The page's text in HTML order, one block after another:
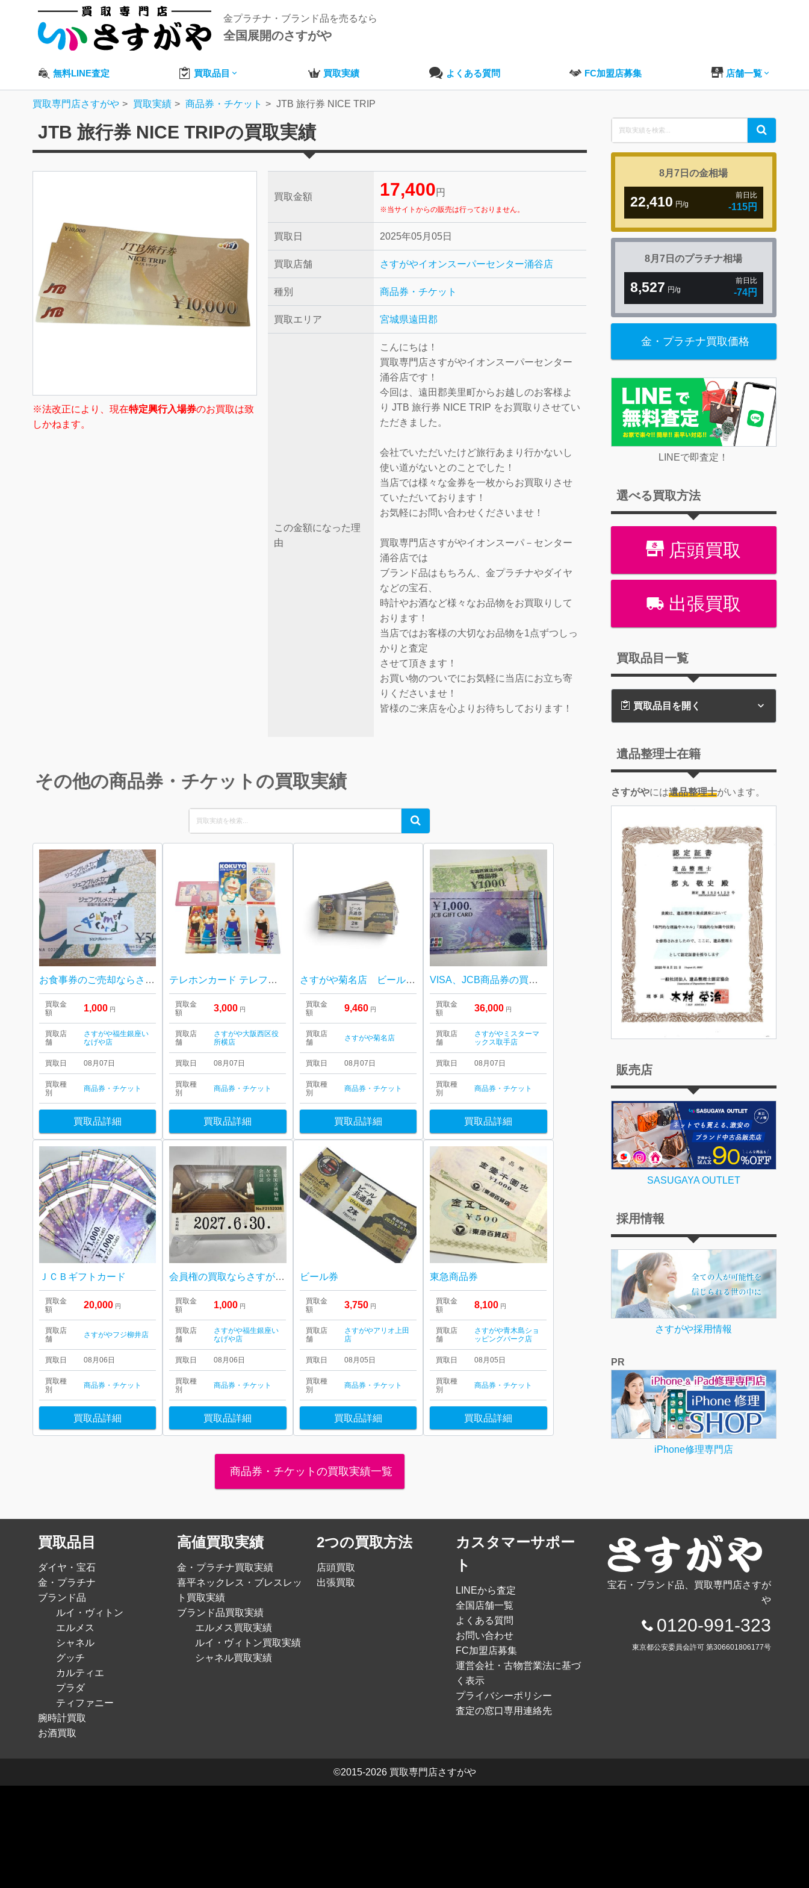
金プラチナ・ブランド品を売るなら
全国展開のさすがや
無料LINE査定 買取品目 買取実績 よくある質問 FC加盟店募集 店舗一覧
買取専門店さすがや 買取実績 商品券・チケット JTB 旅行券 NICE TRIP
JTB 旅行券 NICE TRIPの買取実績
※法改正により、現在特定興行入場券のお買取は致
しかねます。
買取金額 17,400 円
※当サイトからの販売は行っておりません。
買取日 2025年05月05日
買取店舗 さすがやイオンスーパーセンター涌谷店
種別 商品券・チケット
買取エリア 宮城県遠田郡
この金額になった理
由
こんにちは！
買取専門店さすがやイオンスーパーセンター
涌谷店です！
今回は、遠田郡美里町からお越しのお客様よ
り JTB 旅行券 NICE TRIP をお買取りさせてい
ただきました。
会社でいただいたけど旅行あまり行かないし
使い道がないとのことでした！
当店では様々な金券を一枚からお買取りさせ
ていただいております！
お気軽にお問い合わせくださいませ！
買取専門店さすがやイオンスーパ－センター
涌谷店では
ブランド品はもちろん、金プラチナやダイヤ
などの宝石、
時計やお酒など様々なお品物をお買取りして
おります！
当店ではお客様の大切なお品物を1点ずつしっ
かりと査定
させて頂きます！
お買い物のついでにお気軽に当店にお立ち寄
りくださいませ！
皆様のご来店を心よりお待ちしております！
その他の商品券・チケットの買取実績
Search
for:
Search
お食事券のご売却ならさすがや福生銀座いなげや店！| 武蔵村山市残堀| シェフグルメカードおまとめ
買取金
額
1,000 円
買取店
舗
さすがや福生銀座い
なげや店
買取日 08月07日
買取種
別
商品券・チケット
買取品詳細
テレホンカード テレフォンカード テレカ 50度数
買取金
額
3,000 円
買取店
舗
さすがや大阪西区役
所横店
買取日 08月07日
買取種
別
商品券・チケット
買取品詳細
さすがや菊名店 ビール券 高価買取しました！
買取金
額
9,460 円
買取店
舗
さすがや菊名店
買取日 08月07日
買取種
別
商品券・チケット
買取品詳細
VISA、JCB商品券の買取| 我孫子|商品券買取り強化中
買取金
額
36,000 円
買取店
舗
さすがやミスターマ
ックス取手店
買取日 08月07日
買取種
別
商品券・チケット
買取品詳細
ＪＣＢギフトカード
買取金
額
20,000 円
買取店
舗
さすがやフジ柳井店
買取日 08月06日
買取種
別
商品券・チケット
買取品詳細
会員権の買取ならさすがや福生銀座いなげや店！| 福生市南田園| 東京国立博物館 友の会会員証 トーハク パスポート
買取金
額
1,000 円
買取店
舗
さすがや福生銀座い
なげや店
買取日 08月06日
買取種
別
商品券・チケット
買取品詳細
ビール券
買取金
額
3,750 円
買取店
舗
さすがやアリオ上田
店
買取日 08月05日
買取種
別
商品券・チケット
買取品詳細
東急商品券
買取金
額
8,100 円
買取店
舗
さすがや青木島ショ
ッピングパーク店
買取日 08月05日
買取種
別
商品券・チケット
買取品詳細
商品券・チケットの買取実績一覧
Search
for:
Search
8月7日の金相場
22,410 円/g
前日比
-115円
8月7日のプラチナ相場
8,527 円/g
前日比
-74円
金・プラチナ買取価格
LINEで即査定！
選べる買取方法
店頭買取
出張買取
買取品目一覧
買取品目を開く
遺品整理士在籍
さすがやには遺品整理士がいます。
販売店
SASUGAYA OUTLET
採用情報
さすがや採用情報
PR
iPhone修理専門店
買取品目
ダイヤ・宝石
金・プラチナ
ブランド品
ルイ・ヴィトン
エルメス
シャネル
グッチ
カルティエ
プラダ
ティファニー
腕時計買取
お酒買取
高値買取実績
金・プラチナ買取実績
喜平ネックレス・ブレスレッ
ト買取実績
ブランド品買取実績
エルメス買取実績
ルイ・ヴィトン買取実績
シャネル買取実績
2つの買取方法
店頭買取
出張買取
カスタマーサポー
ト
LINEから査定
全国店舗一覧
よくある質問
お問い合わせ
FC加盟店募集
運営会社・古物営業法に基づ
く表示
プライバシーポリシー
査定の窓口専用連絡先
宝石・ブランド品、買取専門店さすが
や
0120-991-323
東京都公安委員会許可 第306601806177号
©2015-2026 買取専門店さすがや